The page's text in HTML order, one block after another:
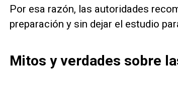
Por esa razón, las autoridades
preparación y sin dejar el estudio
Mitos y verdades sobre